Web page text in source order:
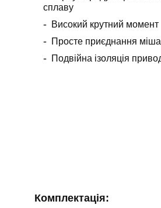
сплаву
Високий крутний момент
Просте приєднання
Подвійна ізоляція
Комплектація: